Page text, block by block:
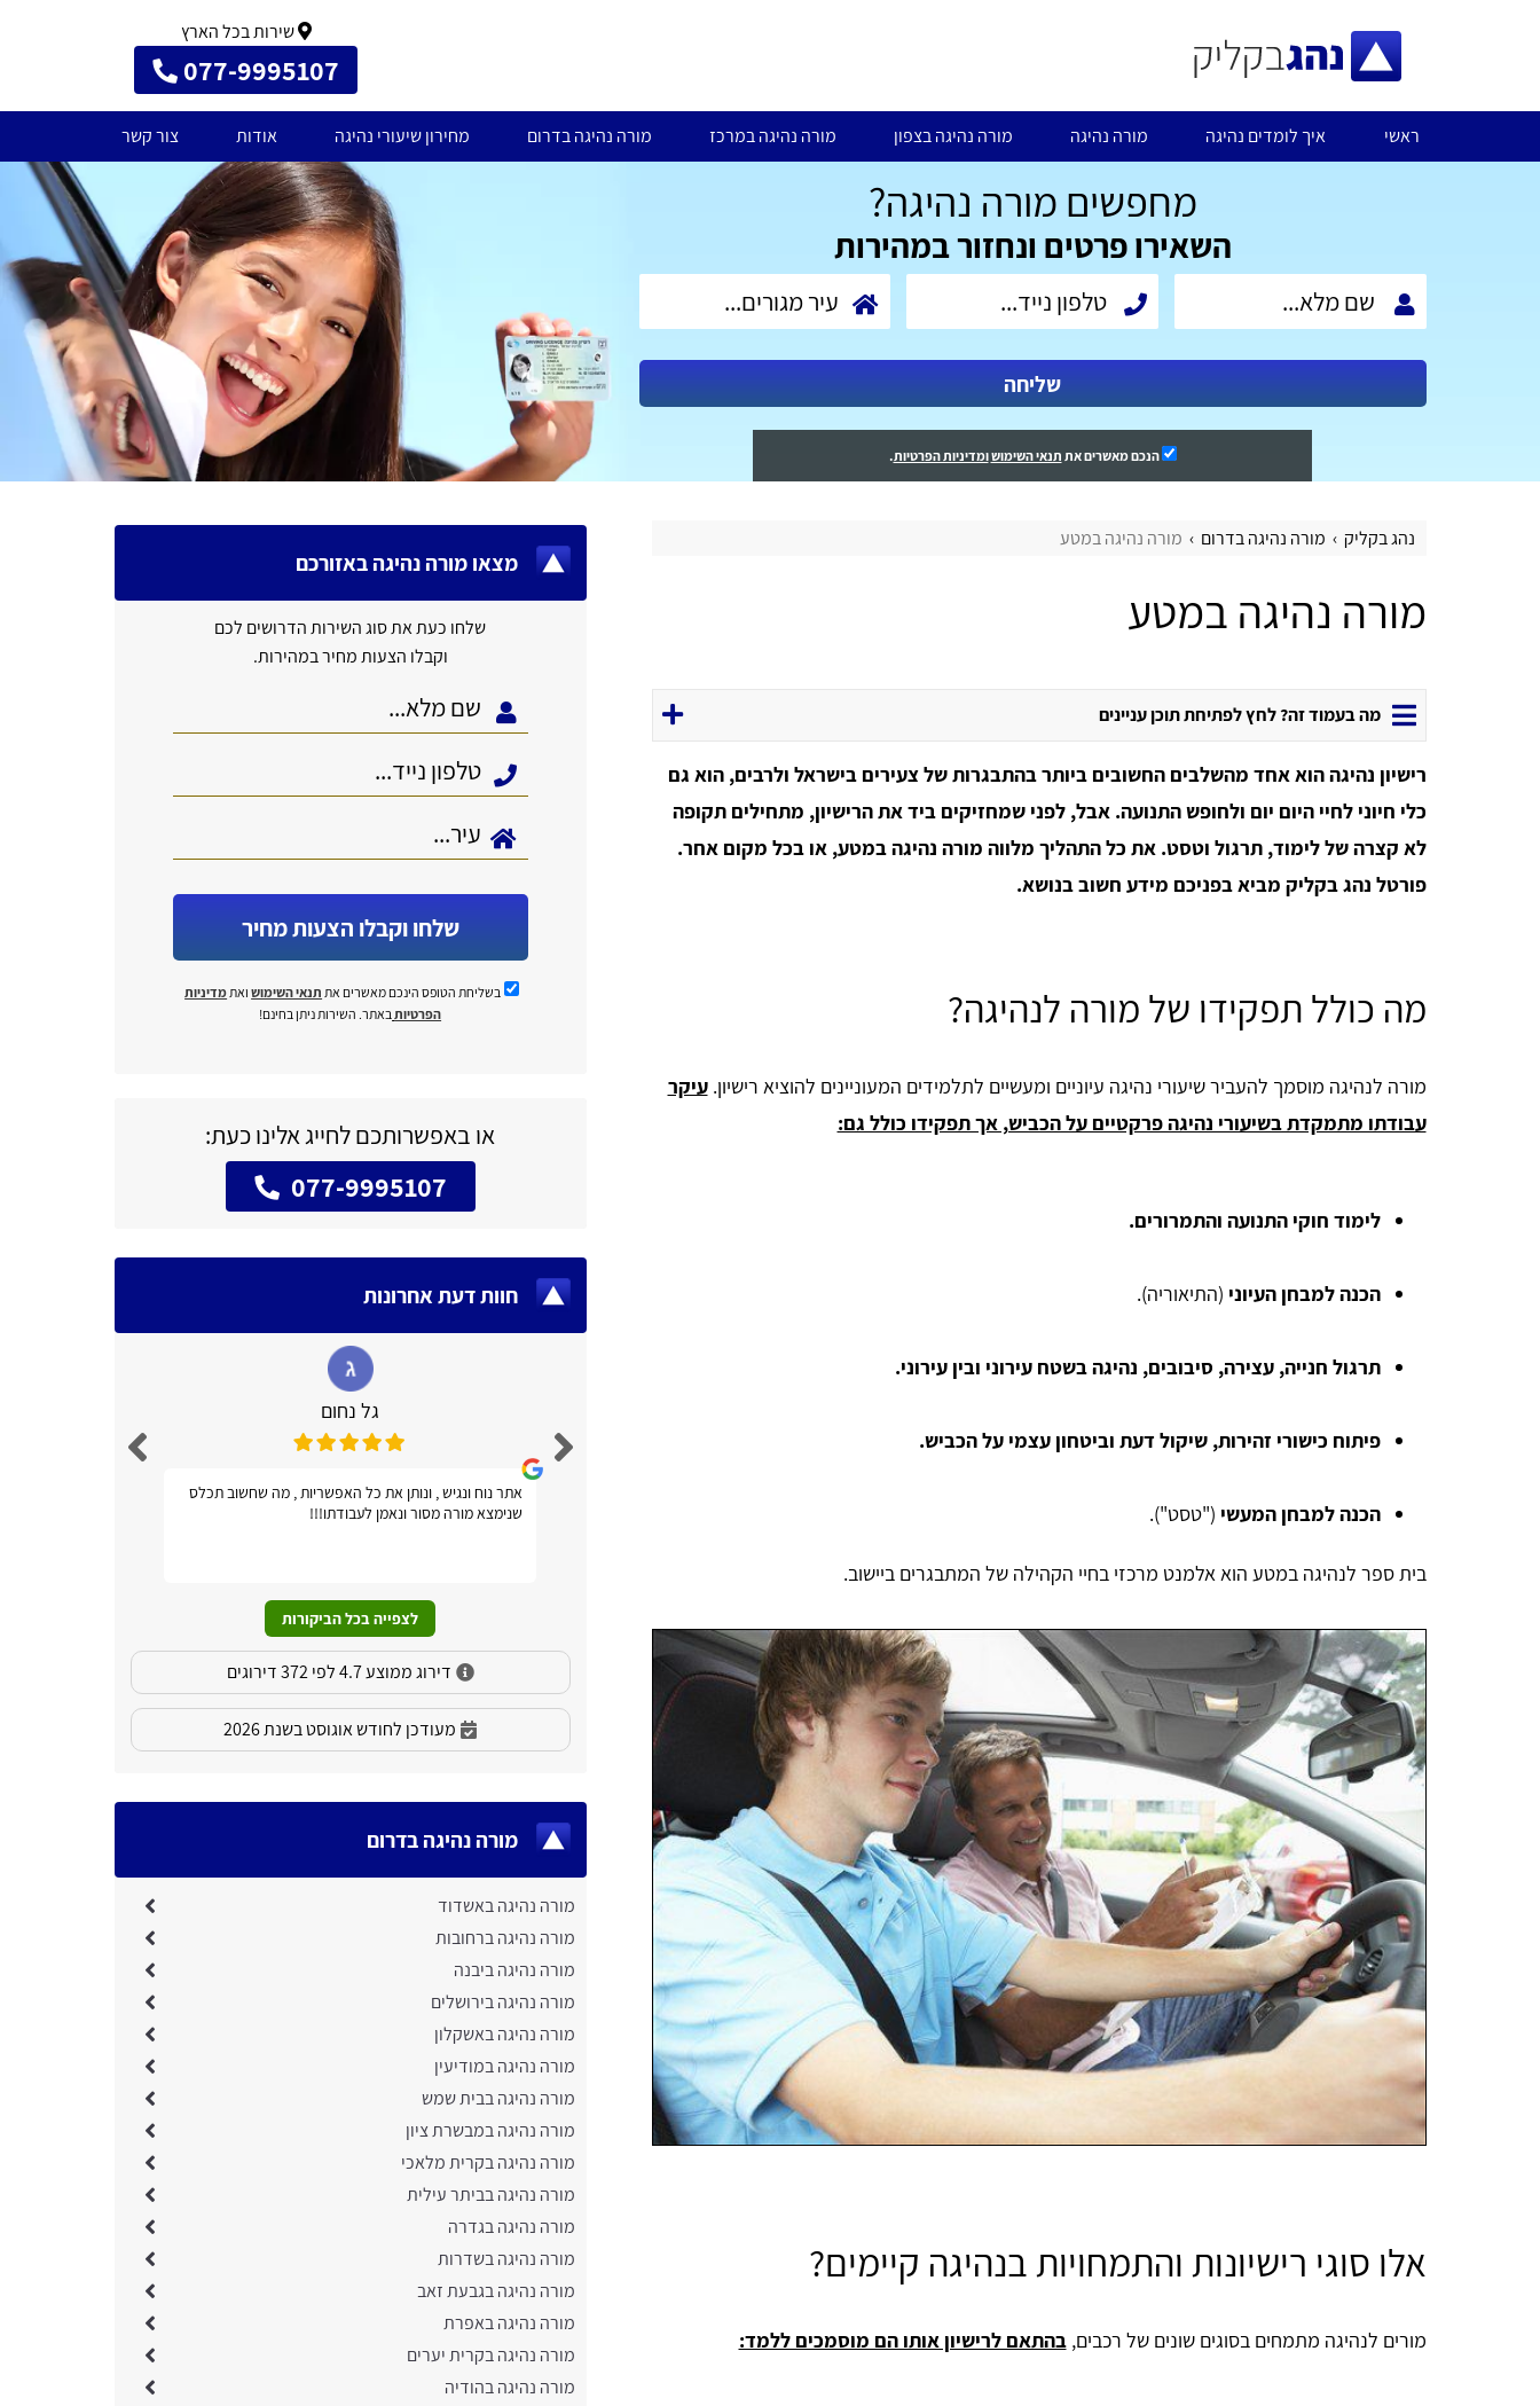
שירות בכל הארץ
077-9995107
ראשי איך לומדים נהיגה מורה נהיגה מורה נהיגה בצפון מורה נהיגה במרכז מורה נהיגה בדרום מחירון שיעורי נהיגה אודות צור קשר
מחפשים מורה נהיגה?
השאירו פרטים ונחזור במהירות
שליחה
הנכם מאשרים את תנאי השימושומדיניות הפרטיות.
נהג בקליק מורה נהיגה בדרום מורה נהיגה במטע
מורה נהיגה במטע
מה בעמוד זה? לחץ לפתיחת תוכן עניינים
רישיון נהיגה הוא אחד מהשלבים החשובים ביותר בהתבגרות של צעירים בישראל ולרבים, הוא גם
כלי חיוני לחיי היום יום ולחופש התנועה. אבל, לפני שמחזיקים ביד את הרישיון, מתחילים תקופה
לא קצרה של לימוד, תרגול וטסט. את כל התהליך מלווה מורה נהיגה במטע, או בכל מקום אחר.
פורטל נהג בקליק מביא בפניכם מידע חשוב בנושא.
מה כולל תפקידו של מורה לנהיגה?
מורה לנהיגה מוסמך להעביר שיעורי נהיגה עיוניים ומעשיים לתלמידים המעוניינים להוציא רישיון. עיקר
עבודתו מתמקדת בשיעורי נהיגה פרקטיים על הכביש, אך תפקידו כולל גם:
לימוד חוקי התנועה והתמרורים.
הכנה למבחן העיוני (התיאוריה).
תרגול חנייה, עצירה, סיבובים, נהיגה בשטח עירוני ובין עירוני.
פיתוח כישורי זהירות, שיקול דעת וביטחון עצמי על הכביש.
הכנה למבחן המעשי ("טסט").
בית ספר לנהיגה במטע הוא אלמנט מרכזי בחיי הקהילה של המתבגרים ביישוב.
אלו סוגי רישיונות והתמחויות בנהיגה קיימים?
מורים לנהיגה מתמחים בסוגים שונים של רכבים,בהתאם לרישיון אותו הם מוסמכים ללמד:
מצאו מורה נהיגה באזורכם
שלחו כעת את סוג השירות הדרושים לכם
וקבלו הצעות מחיר במהירות.
שלחו וקבלו הצעות מחיר
בשליחת הטופס הינכם מאשרים את תנאי השימושואתמדיניות
הפרטיותבאתר. השירות ניתן בחינם!
או באפשרותכם לחייג אלינו כעת:
077-9995107
חוות דעת אחרונות
גל נחום
אתר נוח ונגיש , ונותן את כל האפשריות , מה שחשוב תכלס
שנימצא מורה מסור ונאמן לעבודתו!!!
ומתומצתת❤️
לצפייה בכל הביקורות
דירוג ממוצע 4.7 לפי 372 דירוגים
מעודכן לחודש אוגוסט בשנת 2026
מורה נהיגה בדרום
מורה נהיגה באשדוד
מורה נהיגה ברחובות
מורה נהיגה ביבנה
מורה נהיגה בירושלים
מורה נהיגה באשקלון
מורה נהיגה במודיעין
מורה נהיגה בבית שמש
מורה נהיגה במבשרת ציון
מורה נהיגה בקרית מלאכי
מורה נהיגה בביתר עילית
מורה נהיגה בגדרה
מורה נהיגה בשדרות
מורה נהיגה בגבעת זאב
מורה נהיגה באפרת
מורה נהיגה בקרית יערים
מורה נהיגה בהודיה